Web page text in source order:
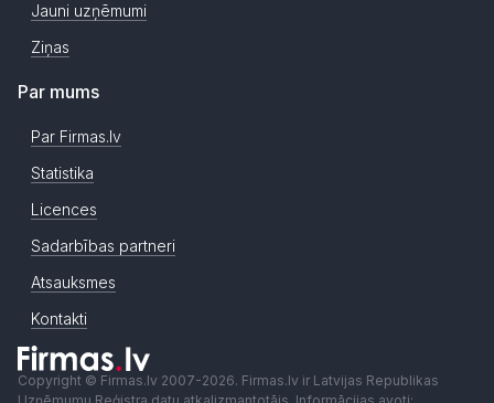
Jauni uzņēmumi
Ziņas
Par mums
Par Firmas.lv
Statistika
Licences
Sadarbības partneri
Atsauksmes
Kontakti
Copyright © Firmas.lv 2007-2026. Firmas.lv ir Latvijas Republikas